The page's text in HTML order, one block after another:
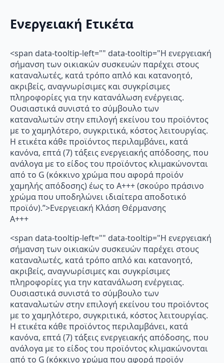
Ενεργειακή Ετικέτα
<span data-tooltip-left="" data-tooltip="Η ενεργειακή
σήμανση των οικιακών συσκευών παρέχει στους
καταναλωτές, κατά τρόπο απλό και κατανοητό,
ακριβείς, αναγνωρίσιμες και συγκρίσιμες
πληροφορίες για την κατανάλωση ενέργειας.
Ουσιαστικά συνιστά το σύμβουλο των
καταναλωτών στην επιλογή εκείνου του προϊόντος
με το χαμηλότερο, συγκριτικά, κόστος λειτουργίας.
Η ετικέτα κάθε προϊόντος περιλαμβάνει, κατά
κανόνα, επτά (7) τάξεις ενεργειακής απόδοσης, που
ανάλογα με το είδος του προϊόντος κλιμακώνονται
από το G (κόκκινο χρώμα που αφορά προϊόν
χαμηλής απόδοσης) έως το Α+++ (σκούρο πράσινο
χρώμα που υποδηλώνει ιδιαίτερα αποδοτικό
προϊόν).”>Ενεργειακή Κλάση Θέρμανσης
A+++
<span data-tooltip-left="" data-tooltip="Η ενεργειακή
σήμανση των οικιακών συσκευών παρέχει στους
καταναλωτές, κατά τρόπο απλό και κατανοητό,
ακριβείς, αναγνωρίσιμες και συγκρίσιμες
πληροφορίες για την κατανάλωση ενέργειας.
Ουσιαστικά συνιστά το σύμβουλο των
καταναλωτών στην επιλογή εκείνου του προϊόντος
με το χαμηλότερο, συγκριτικά, κόστος λειτουργίας.
Η ετικέτα κάθε προϊόντος περιλαμβάνει, κατά
κανόνα, επτά (7) τάξεις ενεργειακής απόδοσης, που
ανάλογα με το είδος του προϊόντος κλιμακώνονται
από το G (κόκκινο χρώμα που αφορά προϊόν